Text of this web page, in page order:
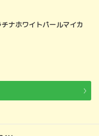
ナホワイトパールマイカ